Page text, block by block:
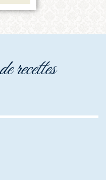
recettes